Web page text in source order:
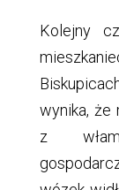
Kolejny
wynika, że
z